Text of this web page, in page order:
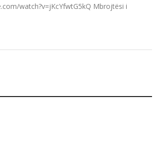
watch?v=jKcYfwtG5kQ Mbrojtësi i